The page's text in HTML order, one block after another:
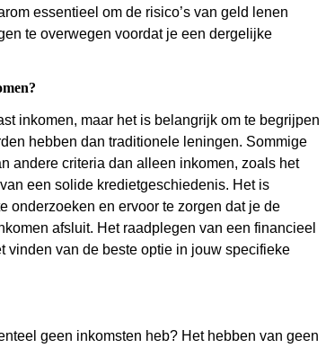
essentieel om de risico’s van geld lenen
te overwegen voordat je een dergelijke
inkomen, maar het is belangrijk om te begrijpen
hebben dan traditionele leningen. Sommige
andere criteria dan alleen inkomen, zoals het
een solide kredietgeschiedenis. Het is
onderzoeken en ervoor te zorgen dat je de
afsluit. Het raadplegen van een financieel
vinden van de beste optie in jouw specifieke
geen inkomsten heb? Het hebben van geen